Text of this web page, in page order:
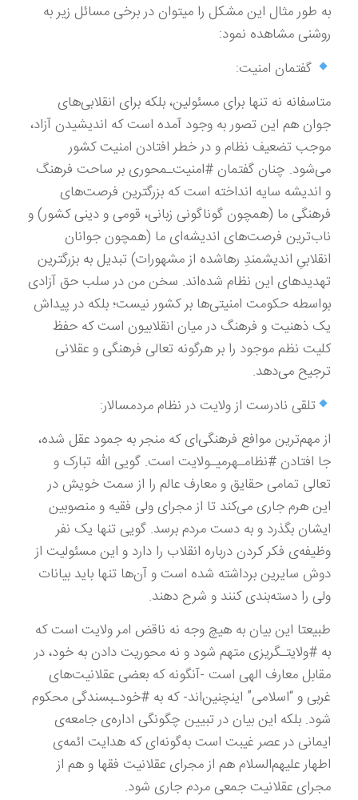
به طور مثال این مشکل را میتوان در برخی مسائل زیر به
روشنی مشاهده نمود:
گفتمان امنیت:
متاسفانه نه تنها برای مسئولین، بلکه برای انقلابی‌های
جوان هم این تصور به وجود آمده است که اندیشیدن آزاد،
موجب تضعیف نظام و در خطر افتادن امنیت کشور
می‌شود. چنان گفتمان #امنیت‌ـمحوری بر ساحت فرهنگ
و اندیشه سایه انداخته است که بزرگترین فرصت‌های
فرهنگی ما (همچون گوناگونی زبانی، قومی و دینی کشور) و
ناب‌ترین فرصت‌های اندیشه‌ای ما (همچون جوانان
انقلابیِ اندیشمندِ رهاشده از مشهورات) تبدیل به بزرگترین
تهدیدهای این نظام شده‌اند. سخن من در سلب حق آزادی
بواسطه حکومت امنیتی‌ها بر کشور نیست؛ بلکه در پیداش
یک ذهنیت و فرهنگ در میان انقلابیون است که حفظ
کلیت نظم موجود را بر هرگونه تعالی فرهنگی و عقلانی
ترجیح می‌دهد.
تلقی نادرست از ولایت در نظام مردمسالار:
از مهم‌ترین موافع فرهنگی‌ای که منجر به جمود عقل شده،
جا افتادن #نظامـهرمیـولایت است. گویی الله تبارک و
تعالی تمامی حقایق و معارف عالم را از سمت خویش در
این هرم جاری می‌کند تا از مجرای ولی فقیه و منصوبین
ایشان بگذرد و به دست مردم برسد. گویی تنها یک نفر
وظیفه‌ی فکر کردن درباره انقلاب را دارد و این مسئولیت از
دوش سایرین برداشته شده است و آن‌ها تنها باید بیانات
ولی را دسته‌بندی کنند و شرح دهند.
طبیعتا این بیان به هیچ وجه نه ناقض امر ولایت است که
به #ولایتـگریزی متهم شود و نه محوریت دادن به خود، در
مقابل معارف الهی است -آنگونه که بعضی عقلانیت‌های
غربی و “اسلامی” اینچنین‌اند- که به #خودـبسندگی محکوم
شود. بلکه این بیان در تبیین چگونگی اداره‌ی جامعه‌ی
ایمانی در عصر غیبت است به‌گونه‌ای که هدایت ائمه‌ی
اطهار علیهم‌السلام هم از مجرای عقلانیت فقها و هم از
مجرای عقلانیت جمعی مردم جاری شود.